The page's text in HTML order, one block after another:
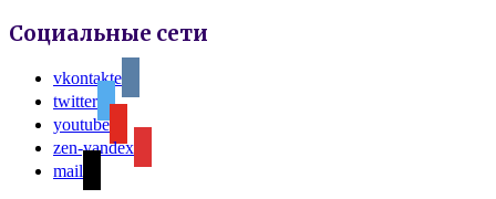
Социальные сети
vkontakte
twitter
youtube
zen-yandex
mail